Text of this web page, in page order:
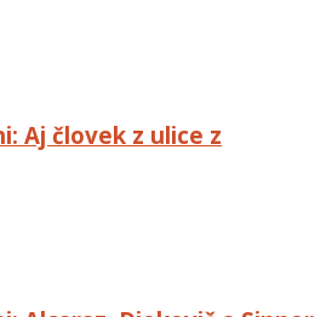
Aj človek z ulice z